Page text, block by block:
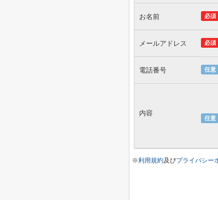
必須
お名前
必須
メールアドレス
任意
電話番号
任意
内容
※利用規約及びプライバシー